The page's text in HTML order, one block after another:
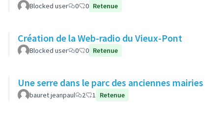
Blocked user 0 0 Retenue
Création de la Web-radio du Vieux-Pont
Blocked user 0 0 Retenue
Une serre dans le parc des anciennes mairies
bauret jeanpaul 2 1 Retenue